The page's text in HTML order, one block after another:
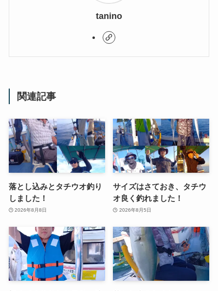
tanino
関連記事
落とし込みとタチウオ釣り
しました！
2026年8月8日
サイズはさておき、タチウ
オ良く釣れました！
2026年8月5日